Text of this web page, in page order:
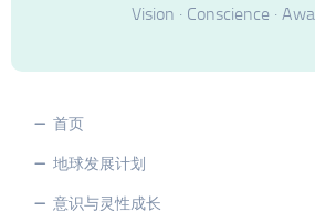
Vision · Conscience ·
首页
地球发展计划
意识与灵性成长